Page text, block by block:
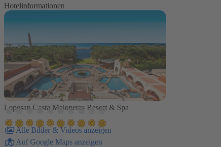
Hotelinformationen
Lopesan Costa Meloneras Resort & Spa
Alle Bilder & Videos anzeigen
Auf Google Maps anzeigen